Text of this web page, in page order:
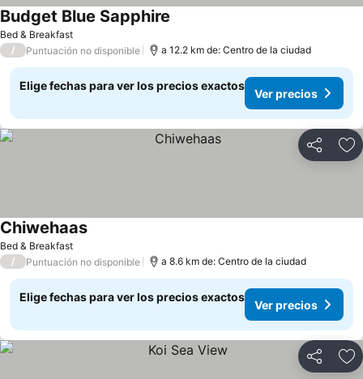
Bed & Breakfast
Budget Blue Sapphire
/ Puntuación no disponible a 12.2 km de: Centro de la ciudad
Elige fechas para ver los precios exactos
Ver precios
Compartir
Bed & Breakfast
Chiwehaas
/ Puntuación no disponible a 8.6 km de: Centro de la ciudad
Elige fechas para ver los precios exactos
Ver precios
Compartir